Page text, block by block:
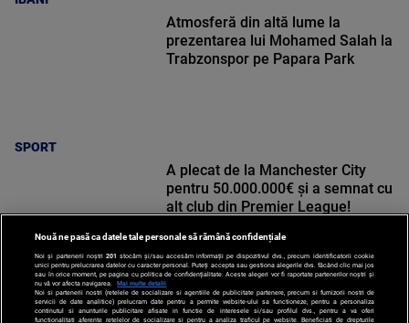
SPORT
Atmosferă din altă lume la
prezentarea lui Mohamed Salah la
Trabzonspor pe Papara Park
SPORT
A plecat de la Manchester City
pentru 50.000.000€ și a semnat cu
alt club din Premier League!
Nouă ne pasă ca datele tale personale să rămână confidențiale
Noi și partenerii noștri 201 stocăm și/sau accesăm informații pe dispozitivul dvs., precum identificatorii cookie
unici pentru prelucrarea datelor cu caracter personal. Puteți accepta sau gestiona alegerile dvs. făcând clic mai jos
sau în orice moment, pe pagina cu politica de confidențialitate. Aceste alegeri vor fi raportate partenerilor noștri și
nu vă vor afecta navigarea.
Mai multe detalii
Noi si partenerii nostri (retelele de socializare si agentiile de publicitate partenere, precum si furnizorii nostri de
servicii de date analitice) prelucram date pentru a permite website-ului sa functioneze, pentru a personaliza
continutul si anunturile publicitare afisate in functie de interesele si/sau profilul dvs., pentru a va oferi
functionalitati aferente retelelor de socializare si pentru a analiza traficul pe website. Beneficiati de drepturile